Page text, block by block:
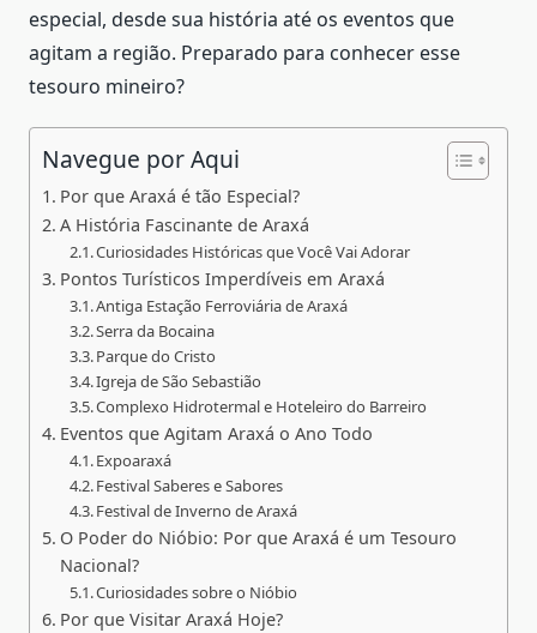
especial, desde sua história até os eventos que
agitam a região. Preparado para conhecer esse
tesouro mineiro?
Navegue por Aqui
Por que Araxá é tão Especial?
A História Fascinante de Araxá
Curiosidades Históricas que Você Vai Adorar
Pontos Turísticos Imperdíveis em Araxá
Antiga Estação Ferroviária de Araxá
Serra da Bocaina
Parque do Cristo
Igreja de São Sebastião
Complexo Hidrotermal e Hoteleiro do Barreiro
Eventos que Agitam Araxá o Ano Todo
Expoaraxá
Festival Saberes e Sabores
Festival de Inverno de Araxá
O Poder do Nióbio: Por que Araxá é um Tesouro
Nacional?
Curiosidades sobre o Nióbio
Por que Visitar Araxá Hoje?